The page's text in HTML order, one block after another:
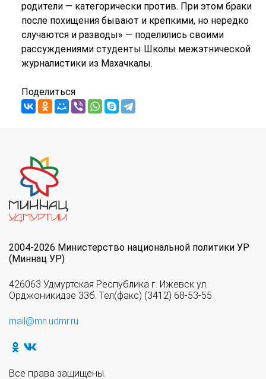
родители — категорически против. При этом браки
после похищения бывают и крепкими, но нередко
случаются и разводы» — поделились своими
рассуждениями студенты Школы межэтнической
журналистики из Махачкалы.
Поделиться
2004-2026 Министерство национальной политики УР
(Миннац УР)
426063 Удмуртская Республика г. Ижевск ул.
Орджоникидзе 33б. Тел(факс) (3412) 68-53-55
mail@mn.udmr.ru
Все права защищены.